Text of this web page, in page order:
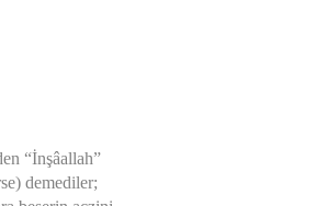
“İnşâallah”
demediler;